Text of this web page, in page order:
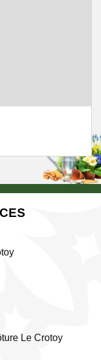
Le Crotoy